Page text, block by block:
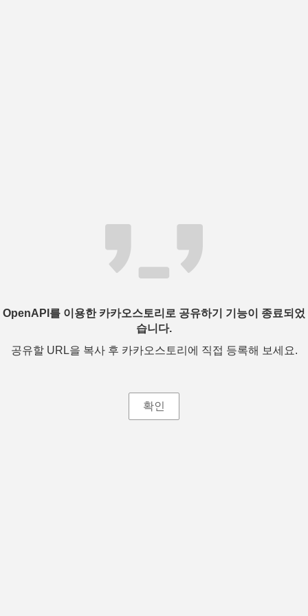
OpenAPI를 이용한 카카오스토리로 공유하기 기능이 종료되었
습니다.
공유할 URL을 복사 후 카카오스토리에 직접 등록해 보세요.
확인